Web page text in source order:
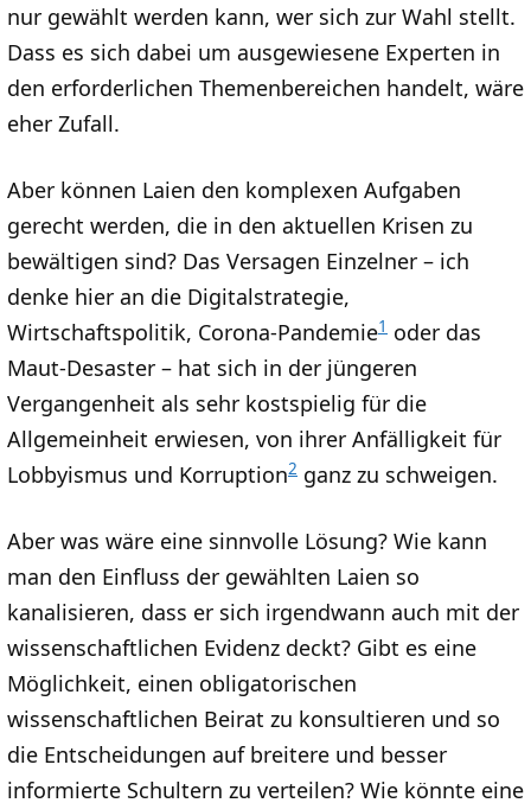
nur gewählt werden kann, wer sich zur Wahl stellt.
Dass es sich dabei um ausgewiesene Experten in
den erforderlichen Themenbereichen handelt, wäre
eher Zufall.
Aber können Laien den komplexen Aufgaben
gerecht werden, die in den aktuellen Krisen zu
bewältigen sind? Das Versagen Einzelner – ich
denke hier an die Digitalstrategie,
Wirtschaftspolitik, Corona-Pandemie1 oder das
Maut-Desaster – hat sich in der jüngeren
Vergangenheit als sehr kostspielig für die
Allgemeinheit erwiesen, von ihrer Anfälligkeit für
Lobbyismus und Korruption2 ganz zu schweigen.
Aber was wäre eine sinnvolle Lösung? Wie kann
man den Einfluss der gewählten Laien so
kanalisieren, dass er sich irgendwann auch mit der
wissenschaftlichen Evidenz deckt? Gibt es eine
Möglichkeit, einen obligatorischen
wissenschaftlichen Beirat zu konsultieren und so
die Entscheidungen auf breitere und besser
informierte Schultern zu verteilen? Wie könnte eine